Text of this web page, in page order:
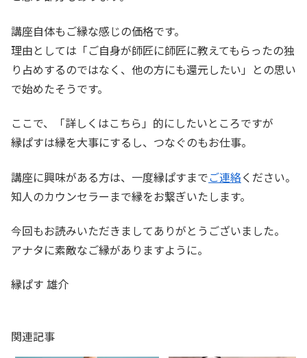
講座自体もご縁な感じの価格です。
理由としては「ご自身が師匠に師匠に教えてもらったの独
り占めするのではなく、他の方にも還元したい」との思い
で始めたそうです。
ここで、「詳しくはこちら」的にしたいところですが
縁ぱすは縁を大事にするし、つなぐのもお仕事。
講座に興味がある方は、一度縁ぱすまでご連絡ください。
知人のカウンセラーまで縁をお繋ぎいたします。
今回もお読みいただきましてありがとうございました。
アナタに素敵なご縁がありますように。
縁ぱす 雄介
関連記事